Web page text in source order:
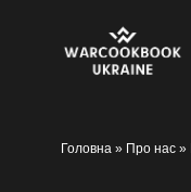
Головна » Про нас »